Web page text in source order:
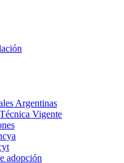
Argentinas
Vigente
adopción